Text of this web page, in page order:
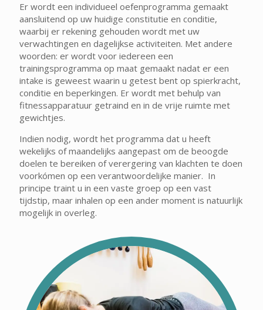
Er wordt een individueel oefenprogramma gemaakt
aansluitend op uw huidige constitutie en conditie,
waarbij er rekening gehouden wordt met uw
verwachtingen en dagelijkse activiteiten. Met andere
woorden: er wordt voor iedereen een
trainingsprogramma op maat gemaakt nadat er een
intake is geweest waarin u getest bent op spierkracht,
conditie en beperkingen. Er wordt met behulp van
fitnessapparatuur getraind en in de vrije ruimte met
gewichtjes.
Indien nodig, wordt het programma dat u heeft
wekelijks of maandelijks aangepast om de beoogde
doelen te bereiken of verergering van klachten te doen
voorkómen op een verantwoordelijke manier. In
principe traint u in een vaste groep op een vast
tijdstip, maar inhalen op een ander moment is natuurlijk
mogelijk in overleg.